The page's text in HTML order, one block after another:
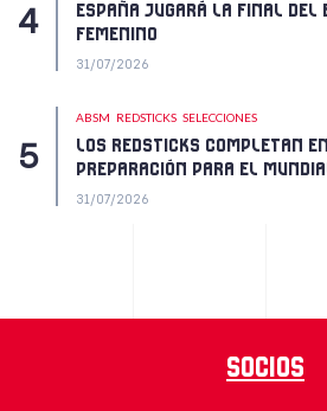
ESPAÑA JUGARÁ LA FINAL DEL
FEMENINO
31/07/2026
ABSM REDSTICKS SELECCIONES
LOS REDSTICKS COMPLETAN
PREPARACIÓN PARA EL
31/07/2026
Socios